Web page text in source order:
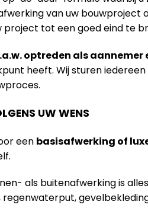
van uw bouwproject
project tot een goed eind te
optreden als
heeft. Wij sturen
UW WENS
een basisafwerking of
als buitenafwerking is
regenwaterput,